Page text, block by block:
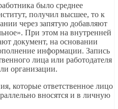
было среднее
получил высшее, то к
через запятую добавляют
При этом на внутренней
документ, на основании
информации. Запись
лица или работодателя
организации.
которые ответственное лицо
вносятся и в личную